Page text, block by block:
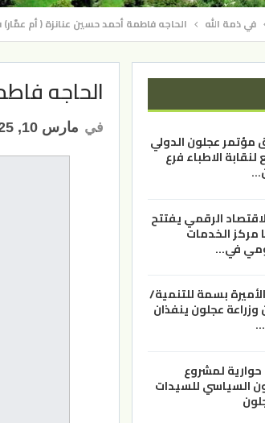
في ذمة الله الحاجه فاطمة أحمد حسين عنانزة ( أم عمّار)
الحاجه
في مارس 10, 2025
مؤتمر عجلون الدولي
لنقابة الاطباء فرع
الرقمي يفتتح
مركز الخدمات
في…
بسمة للتنمية/
وزراعة عجلون ينفذان
لمشروع
السياسي للسيدات